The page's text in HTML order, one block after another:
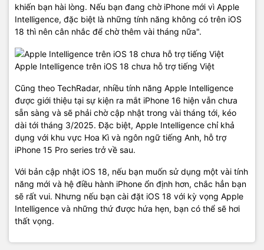
khiến bạn hài lòng. Nếu bạn đang chờ iPhone mới vì Apple
Intelligence, đặc biệt là những tính năng không có trên iOS
18 thì nên cân nhắc để chờ thêm vài tháng nữa".
Apple Intelligence trên iOS 18 chưa hỗ trợ tiếng Việt
Cũng theo TechRadar, nhiều tính năng Apple Intelligence
được giới thiệu tại sự kiện ra mắt iPhone 16 hiện vẫn chưa
sẵn sàng và sẽ phải chờ cập nhật trong vài tháng tới, kéo
dài tới tháng 3/2025. Đặc biệt, Apple Intelligence chỉ khả
dụng với khu vực Hoa Kì và ngôn ngữ tiếng Anh, hỗ trợ
iPhone 15 Pro series trở về sau.
Với bản cập nhật iOS 18, nếu bạn muốn sử dụng một vài tính
năng mới và hệ điều hành iPhone ổn định hơn, chắc hẳn bạn
sẽ rất vui. Nhưng nếu bạn cài đặt iOS 18 với kỳ vọng Apple
Intelligence và những thứ được hứa hẹn, bạn có thể sẽ hơi
thất vọng.